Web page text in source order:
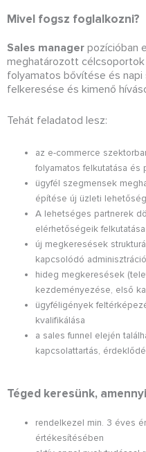
Mivel fogsz foglalkozni?
Sales manager pozícióban
meghatározott célcsoportok
folyamatos bővítése és
felkeresése és kimenő
Tehát feladatod lesz:
az e-commerce
folyamatos felkutatása és
ügyfél szegmensek
építése új üzleti
A lehetséges partnerek
elérhetőségeik felkutatása
új megkeresések
kapcsolódó
hideg megkeresések
kezdeményezése, első
ügyféligények
kvalifikálása
a sales funnel elején
kapcsolattartás,
Téged keresünk,
rendelkezel min. 3 éves
értékesítésében